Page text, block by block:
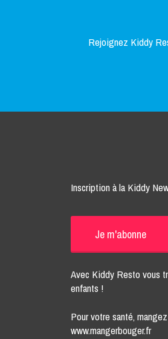
Rejoignez Kiddy
Inscription à la Kiddy
Avec Kiddy Resto vous
enfants !
Pour votre santé,
www.mangerbouger.fr